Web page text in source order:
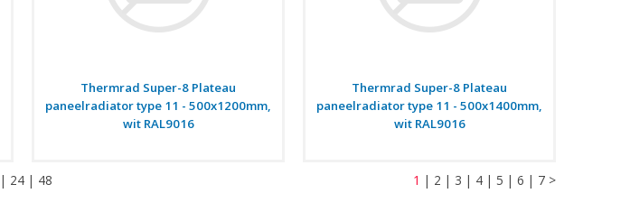
Thermrad Super-8 Plateau
paneelradiator type 11 - 500x1200mm,
wit RAL9016
Thermrad Super-8 Plateau
paneelradiator type 11 - 500x1400mm,
wit RAL9016
| 24 | 48 1 | 2 | 3 | 4 | 5 | 6 | 7 >